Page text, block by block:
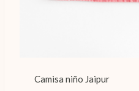
Camisa niño Jaipur